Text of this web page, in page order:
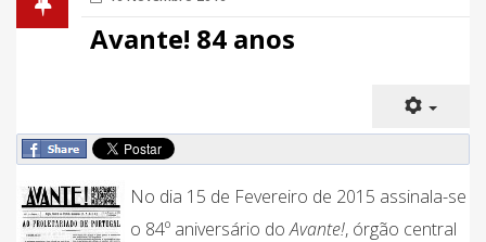
Avante! 84 anos
No dia 15 de Fevereiro de 2015 assinala-se
o 84º aniversário doAvante!, órgão central